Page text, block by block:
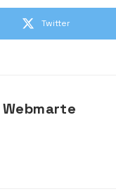
Twitter